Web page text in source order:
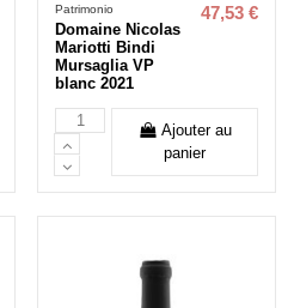
Patrimonio
Domaine Nicolas
Mariotti Bindi
Mursaglia VP
blanc 2021
47,53 €
Ajouter au
panier